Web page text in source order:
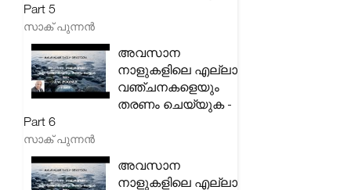
Part 5
സാക് പുന്നൻ
അവസാന
നാളുകളിലെ എല്ലാ
വഞ്ചനകളെയും
തരണം ചെയ്യുക -
Part 6
സാക് പുന്നൻ
അവസാന
നാളുകളിലെ എല്ലാ